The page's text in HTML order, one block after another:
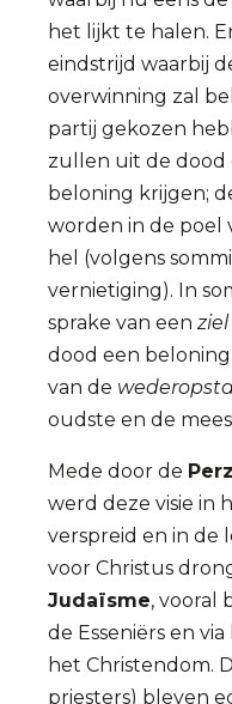
het lijkt te halen.
eindstrijd waarbij
overwinning zal
partij gekozen
zullen uit de dood
beloning krijgen;
worden in de poel
hel (volgens
vernietiging). In
sprake van een ziel
dood een
van de
oudste en de
Mede door de
werd deze visie in
verspreid en in de
voor Christus
Judaïsme, vooral
de Esseniërs en
het Christendom.
priesters) bleven